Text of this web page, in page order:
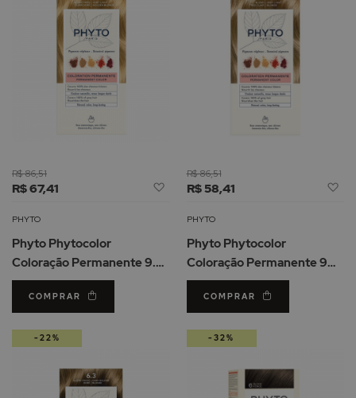
R$ 67,41
R$ 86,51
Adicionar
Lista
Desejos
PHYTO
Phyto Phytocolor
Coloração Permanente 9.3
Louro Muito Claro Dourado
COMPRAR
R$ 58,41
R$ 86,51
PHYTO
Phyto Phytocolor
Coloração Permanente 9
Louro Muito Claro
COMPRAR
-22% -32%